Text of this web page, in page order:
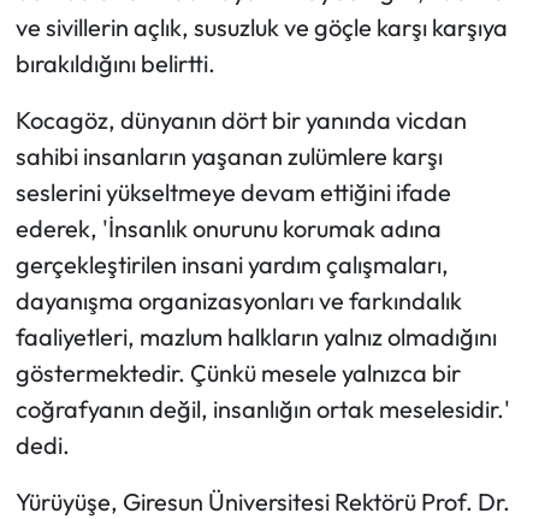
ve sivillerin açlık, susuzluk ve göçle karşı karşıya
bırakıldığını belirtti.
Kocagöz, dünyanın dört bir yanında vicdan
sahibi insanların yaşanan zulümlere karşı
seslerini yükseltmeye devam ettiğini ifade
ederek, 'İnsanlık onurunu korumak adına
gerçekleştirilen insani yardım çalışmaları,
dayanışma organizasyonları ve farkındalık
faaliyetleri, mazlum halkların yalnız olmadığını
göstermektedir. Çünkü mesele yalnızca bir
coğrafyanın değil, insanlığın ortak meselesidir.'
dedi.
Yürüyüşe, Giresun Üniversitesi Rektörü Prof. Dr.